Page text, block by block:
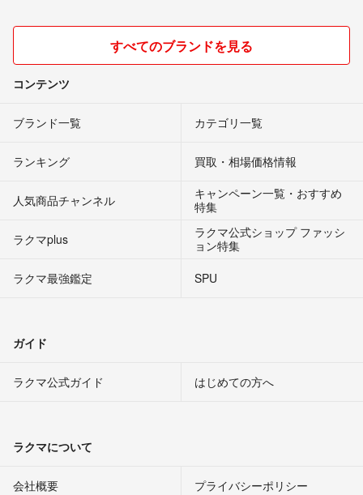
すべてのブランドを見る
コンテンツ
ブランド一覧 カテゴリ一覧
ランキング 買取・相場価格情報
人気商品チャンネル
キャンペーン一覧・おすすめ
特集
ラクマplus
ラクマ公式ショップ ファッシ
ョン特集
ラクマ最強鑑定
SPU
ガイド
ラクマ公式ガイド はじめての方へ
ラクマについて
会社概要 プライバシーポリシー